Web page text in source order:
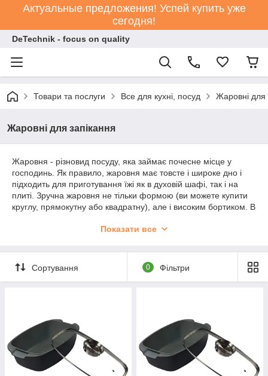
Актуальные предложения! Успей купить уже
сегодня!
DeTechnik - focus on quality
Товари та послуги Все для кухні, посуд Жаровні для
Жаровні для запікання
Жаровня - різновид посуду, яка займає почесне місце у
господинь. Як правило, жаровня має товсте і широке дно і
підходить для приготування їжі як в духовій шафі, так і на
плиті. Зручна жаровня не тільки формою (ви можете купити
круглу, прямокутну або квадратну), але і високим бортиком. В
забезпечує рівномірний розподіл тепла по всьому периметру,
більшості своїй жаровні мають ручки. Деякі моделі мають
знімну ґрати, завдяки якій надлишки жиру стікають вниз
жаровні, а в страві залишаються тільки корисні речовини.
мають антипригарним покриттям, що безсумнівно зручно.
Вам залишається тільки зробити вибір!
У групі "Жаровні" представлені різні моделі від австрійської
торгової марки Rossler. Купити жаровню не складно -
Показати все
Сортування 0 Фільтри